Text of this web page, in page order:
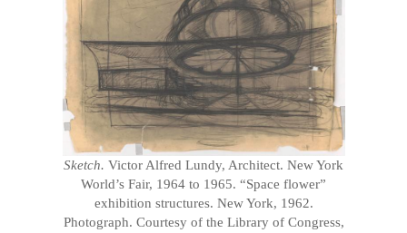
Sketch. Victor Alfred Lundy, Architect. New York
World’s Fair, 1964 to 1965. “Space flower”
exhibition structures. New York, 1962.
Photograph. Courtesy of the Library of Congress,